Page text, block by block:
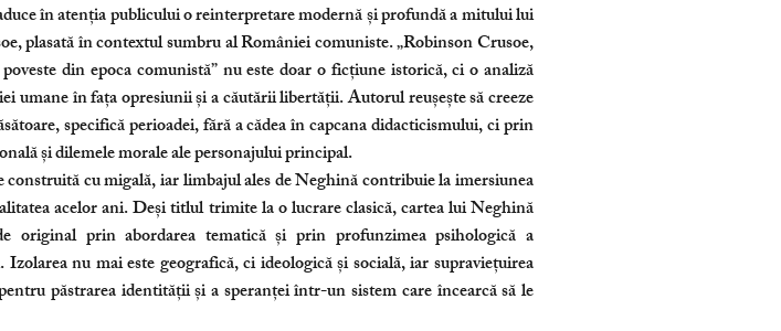
în atenția publicului o reinterpretare modernă și profundă a mitului lui
plasată în contextul sumbru al României comuniste. „Robinson Crusoe,
din epoca comunistă” nu este doar o ficțiune istorică, ci o analiză
umane în fața opresiunii și a căutării libertății. Autorul reușește să creeze
specifică perioadei, fără a cădea în capcana didacticismului, ci prin
și dilemele morale ale personajului principal.
construită cu migală, iar limbajul ales de Neghină contribuie la imersiunea
acelor ani. Deși titlul trimite la o lucrare clasică, cartea lui Neghină
original prin abordarea tematică și prin profunzimea psihologică a
nu mai este geografică, ci ideologică și socială, iar supraviețuirea
păstrarea identității și a speranței într-un sistem care încearcă să le